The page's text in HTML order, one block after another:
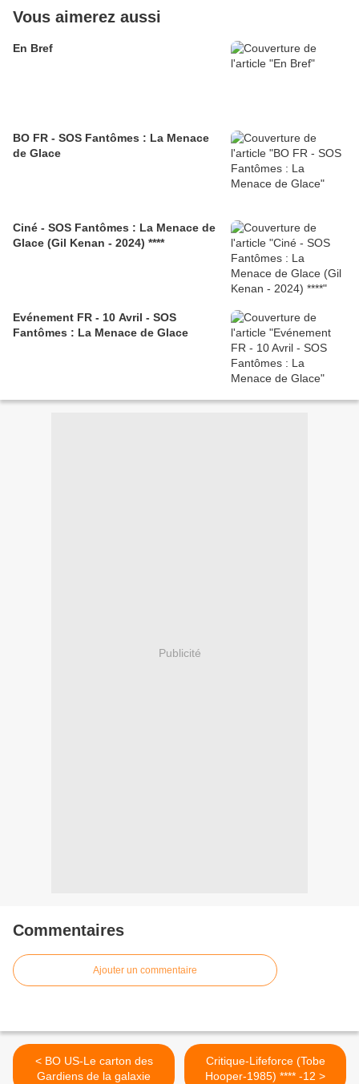
Vous aimerez aussi
En Bref
BO FR - SOS Fantômes : La Menace
de Glace
Ciné - SOS Fantômes : La Menace de
Glace (Gil Kenan - 2024) ****
Evénement FR - 10 Avril - SOS
Fantômes : La Menace de Glace
Publicité
Commentaires
Ajouter un commentaire
< BO US-Le carton des
Gardiens de la galaxie
Critique-Lifeforce (Tobe
Hooper-1985) **** -12 >